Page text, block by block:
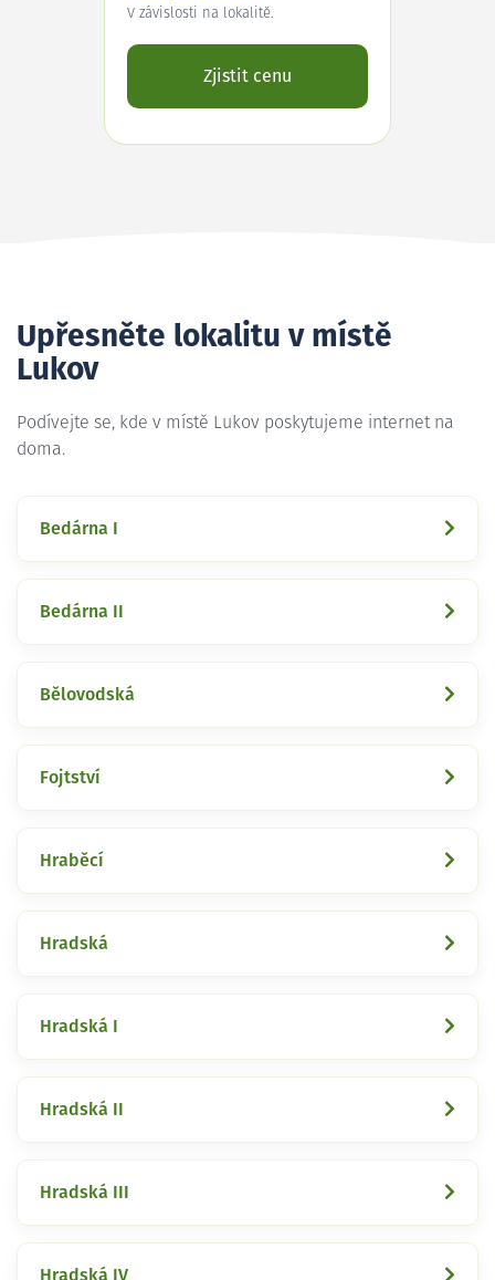
V závislosti na lokalitě.
Zjistit cenu
Upřesněte lokalitu v místě
Lukov
Podívejte se, kde v místě Lukov poskytujeme internet na
doma.
Bedárna I
Bedárna II
Bělovodská
Fojtství
Hraběcí
Hradská
Hradská I
Hradská II
Hradská III
Hradská IV